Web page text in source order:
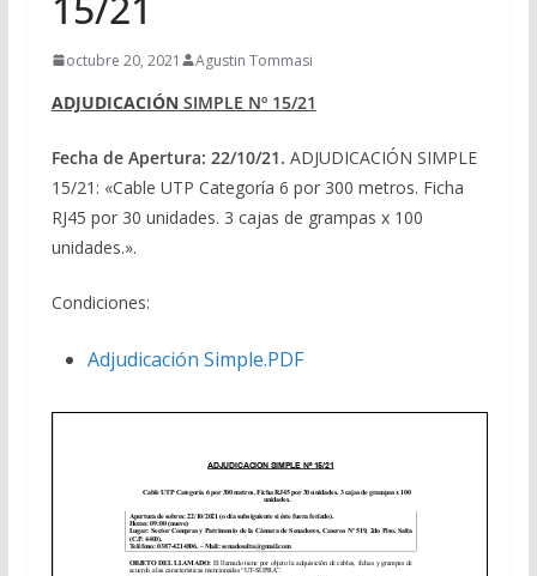
octubre 20, 2021 Agustin Tommasi
ADJUDICACIÓNSIMPLE Nº 15/21
Fecha de Apertura: 22/10/21. ADJUDICACIÓN SIMPLE
15/21: «Cable UTP Categoría 6 por 300 metros. Ficha
RJ45 por 30 unidades. 3 cajas de grampas x 100
unidades.».
Condiciones:
Adjudicación Simple.PDF